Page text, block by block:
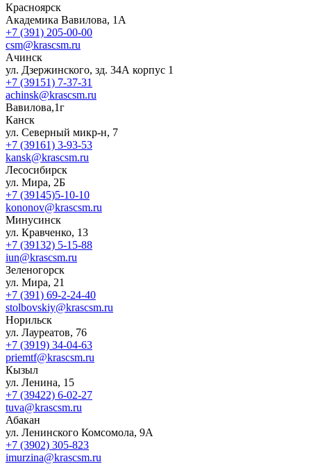
Красноярск
Академика Вавилова, 1А
+7 (391) 205-00-00
csm@krascsm.ru
Ачинск
ул. Дзержинского, зд. 34А корпус 1
+7 (39151) 7-37-31
achinsk@krascsm.ru
Вавилова,1г
Канск
ул. Северный микр-н, 7
+7 (39161) 3-93-53
kansk@krascsm.ru
Лесосибирск
ул. Мира, 2Б
+7 (39145)5-10-10
kononov@krascsm.ru
Минусинск
ул. Кравченко, 13
+7 (39132) 5-15-88
iun@krascsm.ru
Зеленогорск
ул. Мира, 21
+7 (391) 69-2-24-40
stolbovskiy@krascsm.ru
Норильск
ул. Лауреатов, 76
+7 (3919) 34-04-63
priemtf@krascsm.ru
Кызыл
ул. Ленина, 15
+7 (39422) 6-02-27
tuva@krascsm.ru
Абакан
ул. Ленинского Комсомола, 9А
+7 (3902) 305-823
imurzina@krascsm.ru